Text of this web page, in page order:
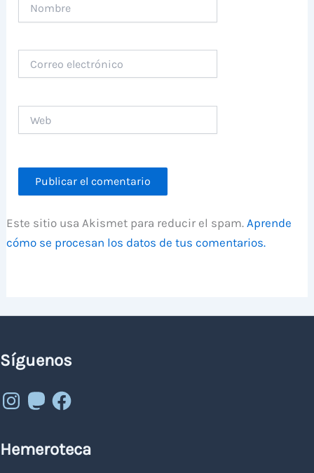
electrónico
Este sitio usa Akismet para reducir el spam.Aprende
cómo se procesan los datos de tus comentarios.
Síguenos
Instagram
MastodonFacebook
Hemeroteca